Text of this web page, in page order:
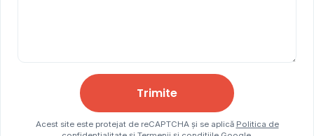
Trimite
Acest site este protejat de reCAPTCHA și se aplică Politica de